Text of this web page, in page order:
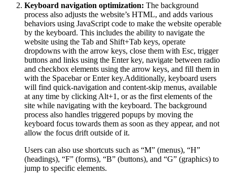
Keyboard navigation optimization: The background
process also adjusts the website’s HTML, and adds various
behaviors using JavaScript code to make the website operable
by the keyboard. This includes the ability to navigate the
website using the Tab and Shift+Tab keys, operate
dropdowns with the arrow keys, close them with Esc, trigger
buttons and links using the Enter key, navigate between radio
and checkbox elements using the arrow keys, and fill them in
with the Spacebar or Enter key.Additionally, keyboard users
will find quick-navigation and content-skip menus, available
at any time by clicking Alt+1, or as the first elements of the
site while navigating with the keyboard. The background
process also handles triggered popups by moving the
keyboard focus towards them as soon as they appear, and not
allow the focus drift outside of it.
Users can also use shortcuts such as “M” (menus), “H”
(headings), “F” (forms), “B” (buttons), and “G” (graphics) to
jump to specific elements.